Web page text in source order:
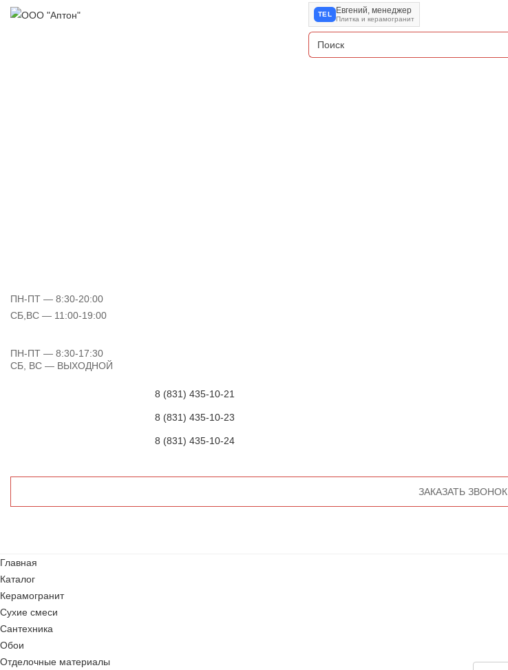
TEL Евгений, менеджер
Плитка и керамогранит
ПН-ПТ — 8:30-20:00
СБ,ВС — 11:00-19:00
ПН-ПТ — 8:30-17:30
СБ, ВС — ВЫХОДНОЙ
8 (831) 435-10-21
8 (831) 435-10-23
8 (831) 435-10-24
ЗАКАЗАТЬ ЗВОНОК
Главная
Каталог
Керамогранит
Сухие смеси
Сантехника
Обои
Отделочные материалы